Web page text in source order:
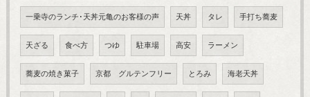
一乗寺のランチ･天丼元亀のお客様の声 天丼 タレ 手打ち蕎麦
天ざる 食べ方 つゆ 駐車場 高安 ラーメン
蕎麦の焼き菓子 京都 グルテンフリー とろみ 海老天丼